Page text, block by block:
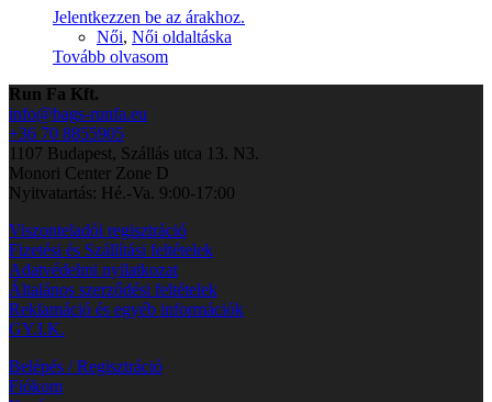
Jelentkezzen be az árakhoz.
Női, Női oldaltáska
Tovább olvasom
Run Fa Kft.
info@bags-runfa.eu
+36 70 8855905
1107 Budapest, Szállás utca 13. N3.
Monori Center Zone D
Nyitvatartás: Hé.-Va. 9:00-17:00
Viszonteladói regisztráció
Fizetési és Szállítási feltételek
Adatvédelmi nyilatkozat
Általános szerződési feltételek
Reklamáció és egyéb információk
GY.I.K.
Belépés / Regisztráció
Fiókom